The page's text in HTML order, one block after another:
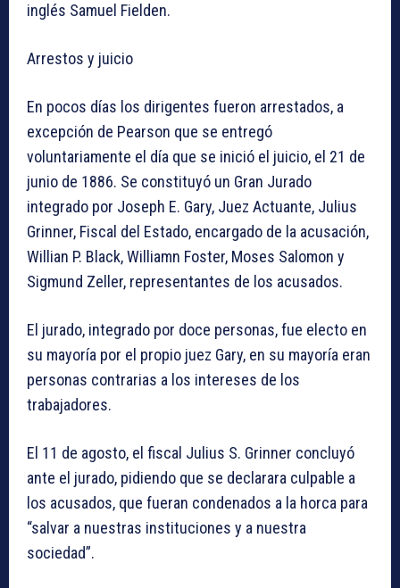
inglés Samuel Fielden.
Arrestos y juicio
En pocos días los dirigentes fueron arrestados, a
excepción de Pearson que se entregó
voluntariamente el día que se inició el juicio, el 21 de
junio de 1886. Se constituyó un Gran Jurado
integrado por Joseph E. Gary, Juez Actuante, Julius
Grinner, Fiscal del Estado, encargado de la acusación,
Willian P. Black, Williamn Foster, Moses Salomon y
Sigmund Zeller, representantes de los acusados.
El jurado, integrado por doce personas, fue electo en
su mayoría por el propio juez Gary, en su mayoría eran
personas contrarias a los intereses de los
trabajadores.
El 11 de agosto, el fiscal Julius S. Grinner concluyó
ante el jurado, pidiendo que se declarara culpable a
los acusados, que fueran condenados a la horca para
“salvar a nuestras instituciones y a nuestra
sociedad”.